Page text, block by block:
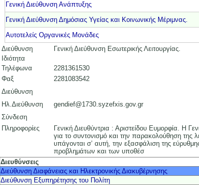
Γενική Διεύθυνση Ανάπτυξης
Γενική Διεύθυνση Δημόσιας Υγείας και Κοινωνικής Μέριμνας.
Αυτοτελείς Οργανικές Μονάδες
Διεύθυνση
Γενική Διεύθυνση Εσωτερικής Λειτουργίας.
Ιδιότητα
Τηλέφωνα
2281361530
Φαξ
2281083542
Διεύθυνση
Ηλ.Διεύθυνση
gendief@1730.syzefxis.gov.gr
Σύνδεση
Πληροφορίες
Γενική Διευθύντρια : Αριστείδου Ευμορφία. Η
για το συντονισμό και την παρακολούθηση
υπάγονται σ’ αυτή, την εξασφάλιση της
προβλημάτων και των υποθέσ
Διευθύνσεις
Διεύθυνση Διαφάνειας και Ηλεκτρονικής Διακυβέρνησης
Διεύθυνση Εξυπηρέτησης του Πολίτη